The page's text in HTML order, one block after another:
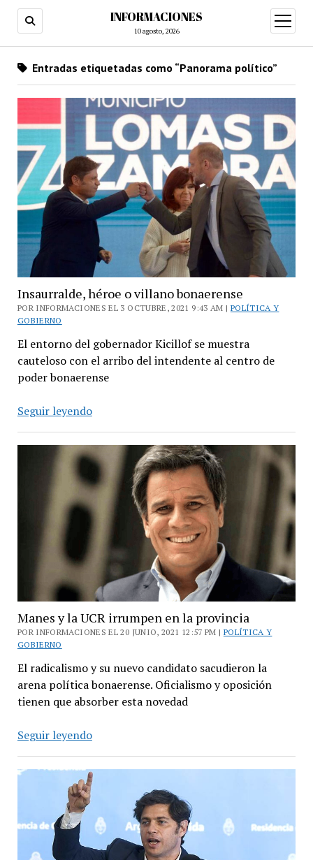
INFORMACIONES
10 agosto, 2026
abrir
menú
Entradas etiquetadas como “Panorama político”
Insaurralde, héroe o villano bonaerense
POR INFORMACIONES EL 3 OCTUBRE, 2021 9:43 AM | POLÍTICA Y
GOBIERNO
El entorno del gobernador Kicillof se muestra
cauteloso con el arribo del intendente al centro de
poder bonaerense
Seguir leyendoInsaurralde,
o
villano
bonaerense
Manes y la UCR irrumpen en la provincia
POR INFORMACIONES EL 20 JUNIO, 2021 12:57 PM | POLÍTICA Y
GOBIERNO
El radicalismo y su nuevo candidato sacudieron la
arena política bonaerense. Oficialismo y oposición
tienen que absorber esta novedad
Seguir leyendoManes
la
UCR
irrumpen
en
la
provincia